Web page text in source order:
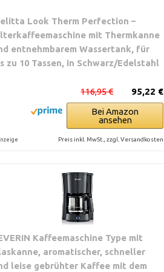
Look Therm Perfection –
mit Thermkanne
entnehmbarem Wassertank, für
zu 10 Tassen, in Schwarz/Edelstahl
95,22 €
116,95 €
Bei Amazon
ansehen
Preis inkl. MwSt., zzgl. Versandkosten
Kaffeemaschine Type mit
aromatischer, schneller
leise gebrühter Kaffee mit dem